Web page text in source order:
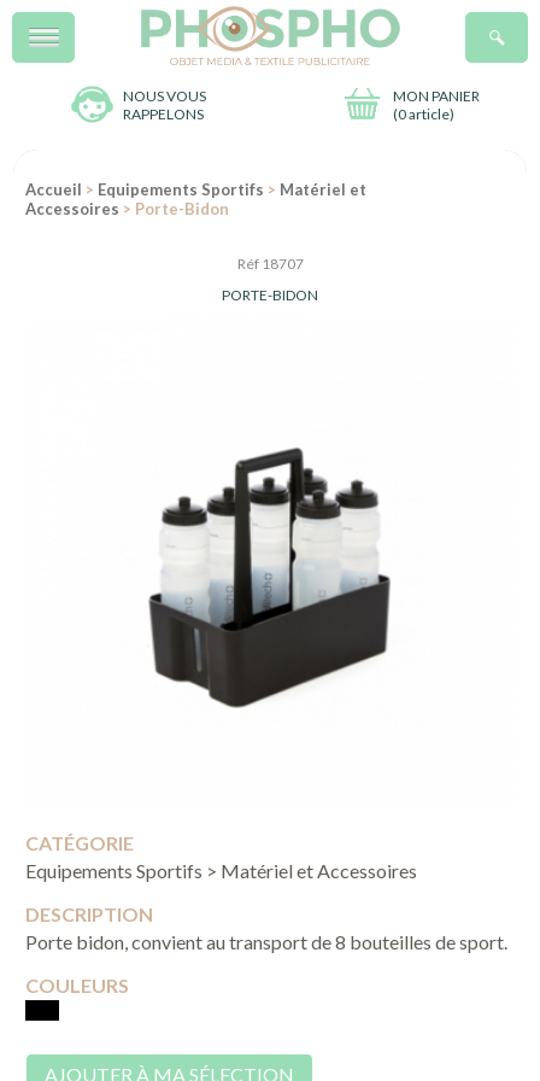
NOUS VOUS
RAPPELONS
MON PANIER
(0 article)
Menu
Accueil > Equipements Sportifs > Matériel et
Accessoires > Porte-Bidon
Réf 18707
PORTE-BIDON
CATÉGORIE
Equipements Sportifs > Matériel et Accessoires
DESCRIPTION
Porte bidon, convient au transport de 8 bouteilles de sport.
COULEURS
AJOUTER À MA SÉLECTION